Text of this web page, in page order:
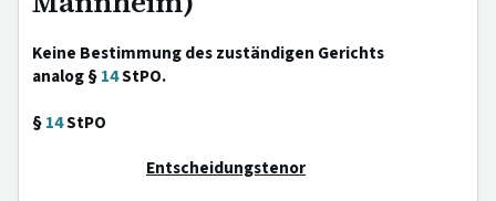
Keine Bestimmung des zuständigen Gerichts
analog §14StPO.
§14StPO
Entscheidungstenor